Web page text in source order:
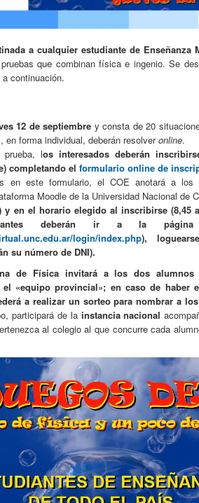
a cualquier estudiante de Enseñanza
que combinan física e ingenio. Se
continuación.
12 de septiembre y consta de 20
en forma individual, deberán resolveronline.
prueba, los interesados deberán
completando el formulario online de
en este formulario, el COE anotará a los
Moodle de la Universidad Nacional de
y en el horario elegido al inscribirse (8,45
deberán ir a la
login/index.php),
su número de DNI).
de Física invitará a los dos
«equipo provincial»; en caso de haber
a realizar un sorteo para nombrar a
participará de la instancia nacional
al colegio al que concurre cada